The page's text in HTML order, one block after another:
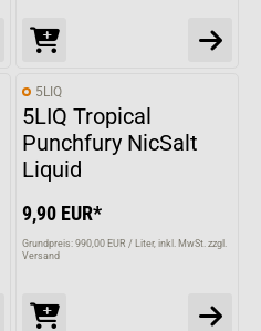
5LIQ
5LIQ Tropical
Punchfury NicSalt
Liquid
9,90 EUR*
Grundpreis: 990,00 EUR / Liter inkl. MwSt. zzgl.
Versand